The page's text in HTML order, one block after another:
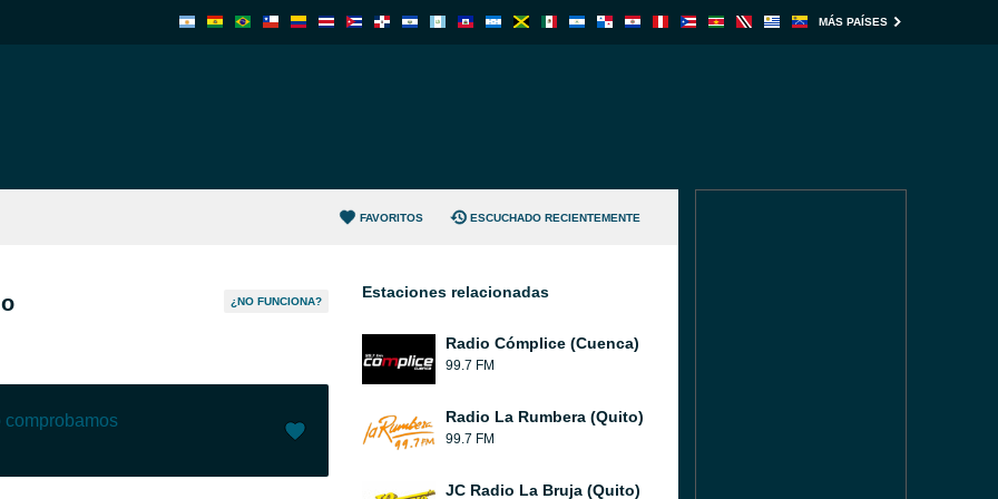
MÁS PAÍSES
FAVORITOS ESCUCHADO RECIENTEMENTE
¿NO FUNCIONA?
comprobamos
Estaciones relacionadas
Radio Cómplice (Cuenca)
99.7 FM
Radio La Rumbera (Quito)
99.7 FM
JC Radio La Bruja (Quito)